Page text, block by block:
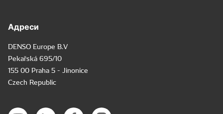
Адреси
DENSO Europe B.V
Pekařská 695/10
155 00 Praha 5 - Jinonice
Czech Republic